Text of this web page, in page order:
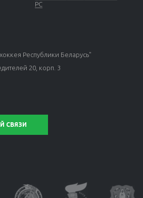
РС
Республики Беларусь"
20, корп. 3
СВЯЗИ